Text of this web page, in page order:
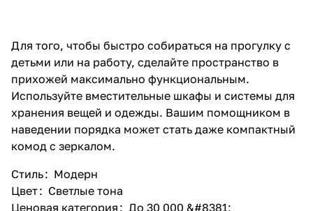
Для того, чтобы быстро собираться на прогулку с
детьми или на работу, сделайте пространство в
прихожей максимально функциональным.
Используйте вместительные шкафы и системы для
хранения вещей и одежды. Вашим помощником в
наведении порядка может стать даже компактный
комод с зеркалом.
Стиль: Модерн
Цвет: Светлые тона
Ценовая категория : До 30 000 &#8381;